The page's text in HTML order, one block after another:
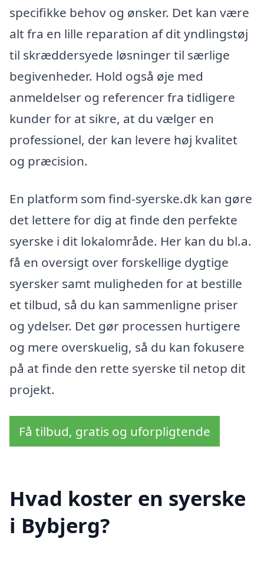
specifikke behov og ønsker. Det kan være
alt fra en lille reparation af dit yndlingstøj
til skræddersyede løsninger til særlige
begivenheder. Hold også øje med
anmeldelser og referencer fra tidligere
kunder for at sikre, at du vælger en
professionel, der kan levere høj kvalitet
og præcision.
En platform som find-syerske.dk kan gøre
det lettere for dig at finde den perfekte
syerske i dit lokalområde. Her kan du bl.a.
få en oversigt over forskellige dygtige
syersker samt muligheden for at bestille
et tilbud, så du kan sammenligne priser
og ydelser. Det gør processen hurtigere
og mere overskuelig, så du kan fokusere
på at finde den rette syerske til netop dit
projekt.
Få tilbud, gratis og uforpligtende
Hvad koster en syerske
i Bybjerg?